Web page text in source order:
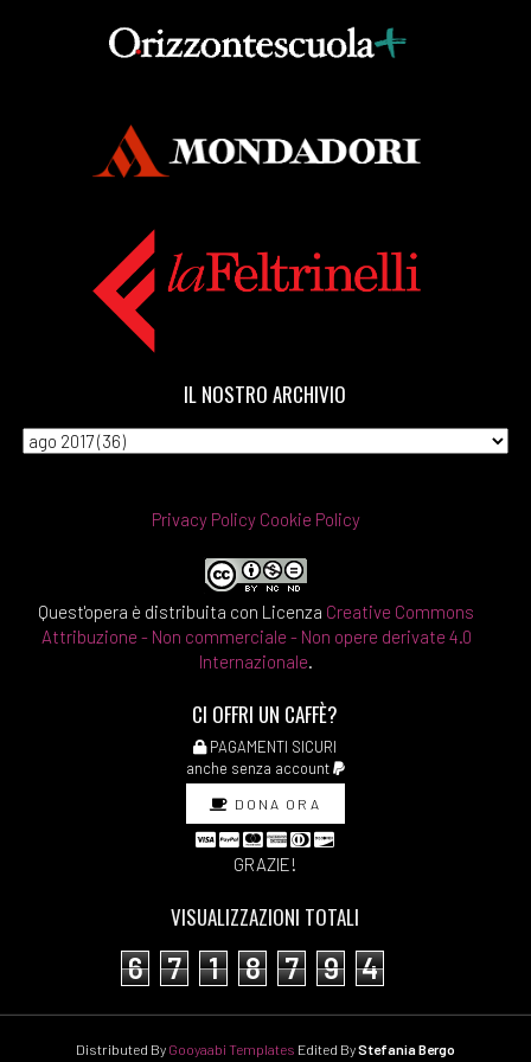
Vittorino Andreoli: pagina 69
Aprile 2018
Rukhsana Khan: pagina 69
[18]Il tempo di un caffè, di
Silvia Pattarini: pagina 69
Tartarughe marine, di
Gianna Gambini: pagina 69
[04]La Repubblica delle
Marzo 2018
Amicis: pagina 69
La casa nel bosco, di
Gianrico e Francesco
Carofiglio: pagina 69
Senilità, di Italo Svevo:
pagina 69
Febbraio 2018
IL NOSTRO ARCHIVIO
Privacy Policy Cookie Policy
Quest'opera è distribuita con Licenza Creative Commons
Attribuzione - Non commerciale - Non opere derivate 4.0
Internazionale.
CI OFFRI UN CAFFÈ?
PAGAMENTI SICURI
anche senza account
DONA ORA
GRAZIE!
VISUALIZZAZIONI TOTALI
6 7 1 8 7 9 4
Distributed By Gooyaabi Templates Edited ByStefania Bergo